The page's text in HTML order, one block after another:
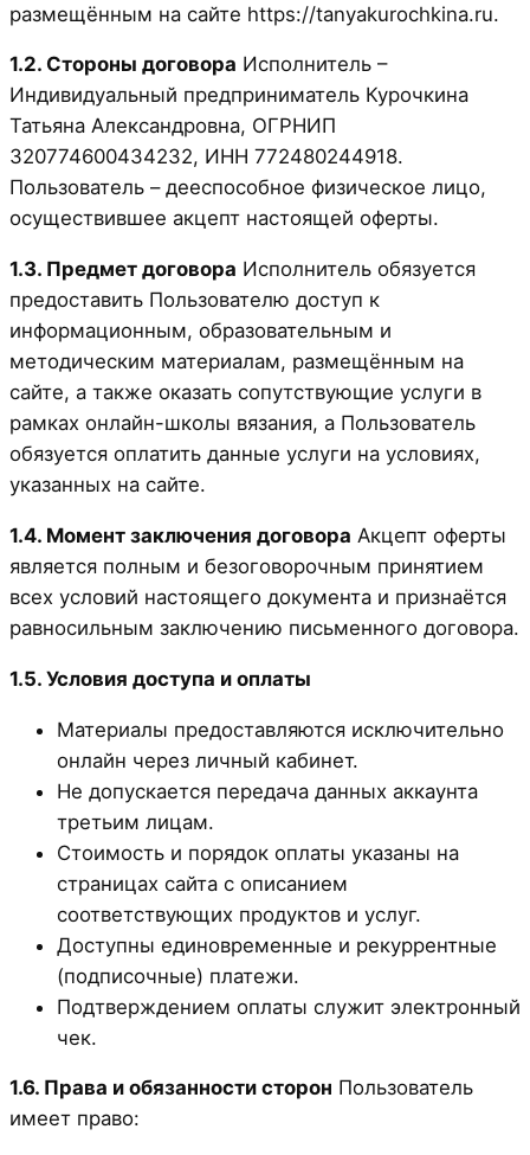
размещённым на сайте https://tanyakurochkina.ru.
1.2. Стороны договора Исполнитель –
Индивидуальный предприниматель Курочкина
Татьяна Александровна, ОГРНИП
320774600434232, ИНН 772480244918.
Пользователь – дееспособное физическое лицо,
осуществившее акцепт настоящей оферты.
1.3. Предмет договора Исполнитель обязуется
предоставить Пользователю доступ к
информационным, образовательным и
методическим материалам, размещённым на
сайте, а также оказать сопутствующие услуги в
рамках онлайн-школы вязания, а Пользователь
обязуется оплатить данные услуги на условиях,
указанных на сайте.
1.4. Момент заключения договора Акцепт оферты
является полным и безоговорочным принятием
всех условий настоящего документа и признаётся
равносильным заключению письменного договора.
1.5. Условия доступа и оплаты
Материалы предоставляются исключительно
онлайн через личный кабинет.
Не допускается передача данных аккаунта
третьим лицам.
Стоимость и порядок оплаты указаны на
страницах сайта с описанием
соответствующих продуктов и услуг.
Доступны единовременные и рекуррентные
(подписочные) платежи.
Подтверждением оплаты служит электронный
чек.
1.6. Права и обязанности сторон Пользователь
имеет право: